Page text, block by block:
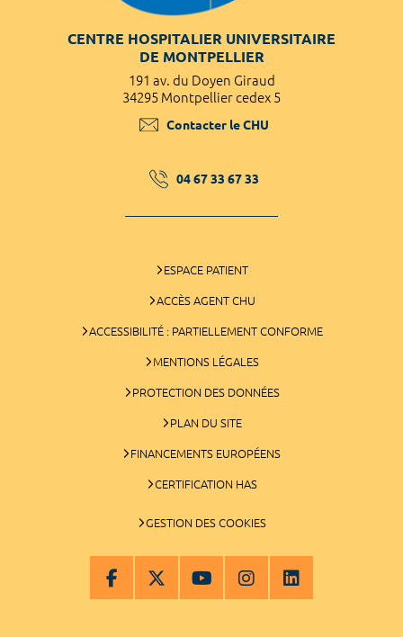
CENTRE HOSPITALIER UNIVERSITAIRE
DE MONTPELLIER
191 av. du Doyen Giraud
34295 Montpellier cedex 5
Contacter le CHU
04 67 33 67 33
ESPACE PATIENT
ACCÈS AGENT CHU
ACCESSIBILITÉ : PARTIELLEMENT CONFORME
MENTIONS LÉGALES
PROTECTION DES DONNÉES
PLAN DU SITE
FINANCEMENTS EUROPÉENS
CERTIFICATION HAS
GESTION DES COOKIES